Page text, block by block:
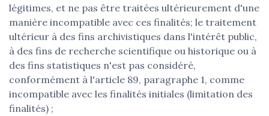
légitimes, et ne pas être traitées ultérieurement d'une
manière incompatible avec ces finalités; le traitement
ultérieur à des fins archivistiques dans l'intérêt public,
à des fins de recherche scientifique ou historique ou à
des fins statistiques n'est pas considéré,
conformément à l'article 89, paragraphe 1, comme
incompatible avec les finalités initiales (limitation des
finalités) ;